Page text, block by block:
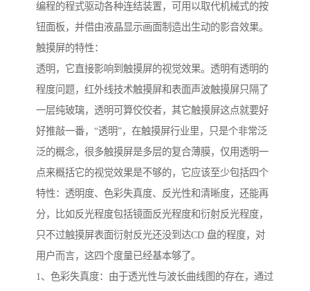
编程的程式驱动各种连结装置，可用以取代机械式的按
钮面板，并借由液晶显示画面制造出生动的影音效果。
触摸屏的特性：
透明，它直接影响到触摸屏的视觉效果。透明有透明的
程度问题，红外线技术触摸屏和表面声波触摸屏只隔了
一层纯玻璃，透明可算佼佼者，其它触摸屏这点就要好
好推敲一番，“透明”，在触摸屏行业里，只是个非常泛
泛的概念，很多触摸屏是多层的复合薄膜，仅用透明一
点来概括它的视觉效果是不够的，它应该至少包括四个
特性：透明度、色彩失真度、反光性和清晰度，还能再
分，比如反光程度包括镜面反光程度和衍射反光程度，
只不过触摸屏表面衍射反光还没到达CD 盘的程度，对
用户而言，这四个度量已经基本够了。
1、色彩失真度：由于透光性与波长曲线图的存在，通过